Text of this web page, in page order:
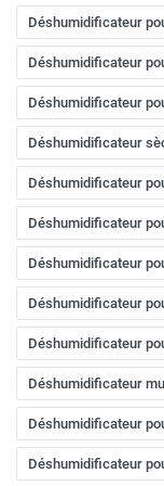
Problèmes
séchage du
avec une
ventilation
capacité de
selon la
Les
des usages
Voici quelques
Bâtiment et
Besoins
Déshumidificateur
Déshumidificateur
Déshumidificateur
Déshumidificateur
Déshumidificateur
Déshumidificateur
Déshumidificateur
Déshumidificateur
Déshumidificateur
Déshumidificateur
Déshumidificateur
Déshumidificateur